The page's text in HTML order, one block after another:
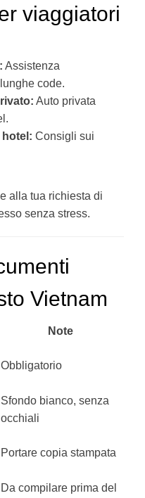
viaggiatori
Assistenza
code.
Auto privata
Consigli sui
alla tua richiesta di
senza stress.
Vietnam
Note
Obbligatorio
Sfondo bianco, senza
occhiali
Portare copia stampata
Da compilare prima del